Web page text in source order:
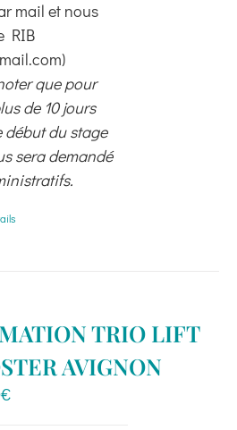
mail et nous
RIB
que pour
de 10 jours
début du stage
sera demandé
TRIO LIFT
AVIGNON
€